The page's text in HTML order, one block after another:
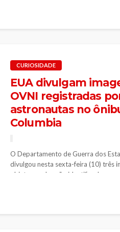
CURIOSIDADE
EUA divulgam
OVNI registradas
astronautas no
Columbia
O Departamento de Guerra dos
divulgou nesta sexta-feira (10) três
objeto voador não identificado, ou...